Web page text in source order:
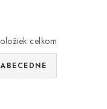
celkom
ABECEDNE